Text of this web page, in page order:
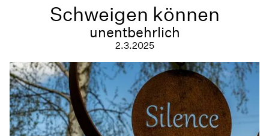
Schweigen können
unentbehrlich
2.3.2025